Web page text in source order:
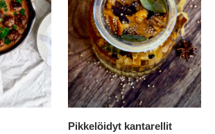
Pikkelöidyt kantarellit